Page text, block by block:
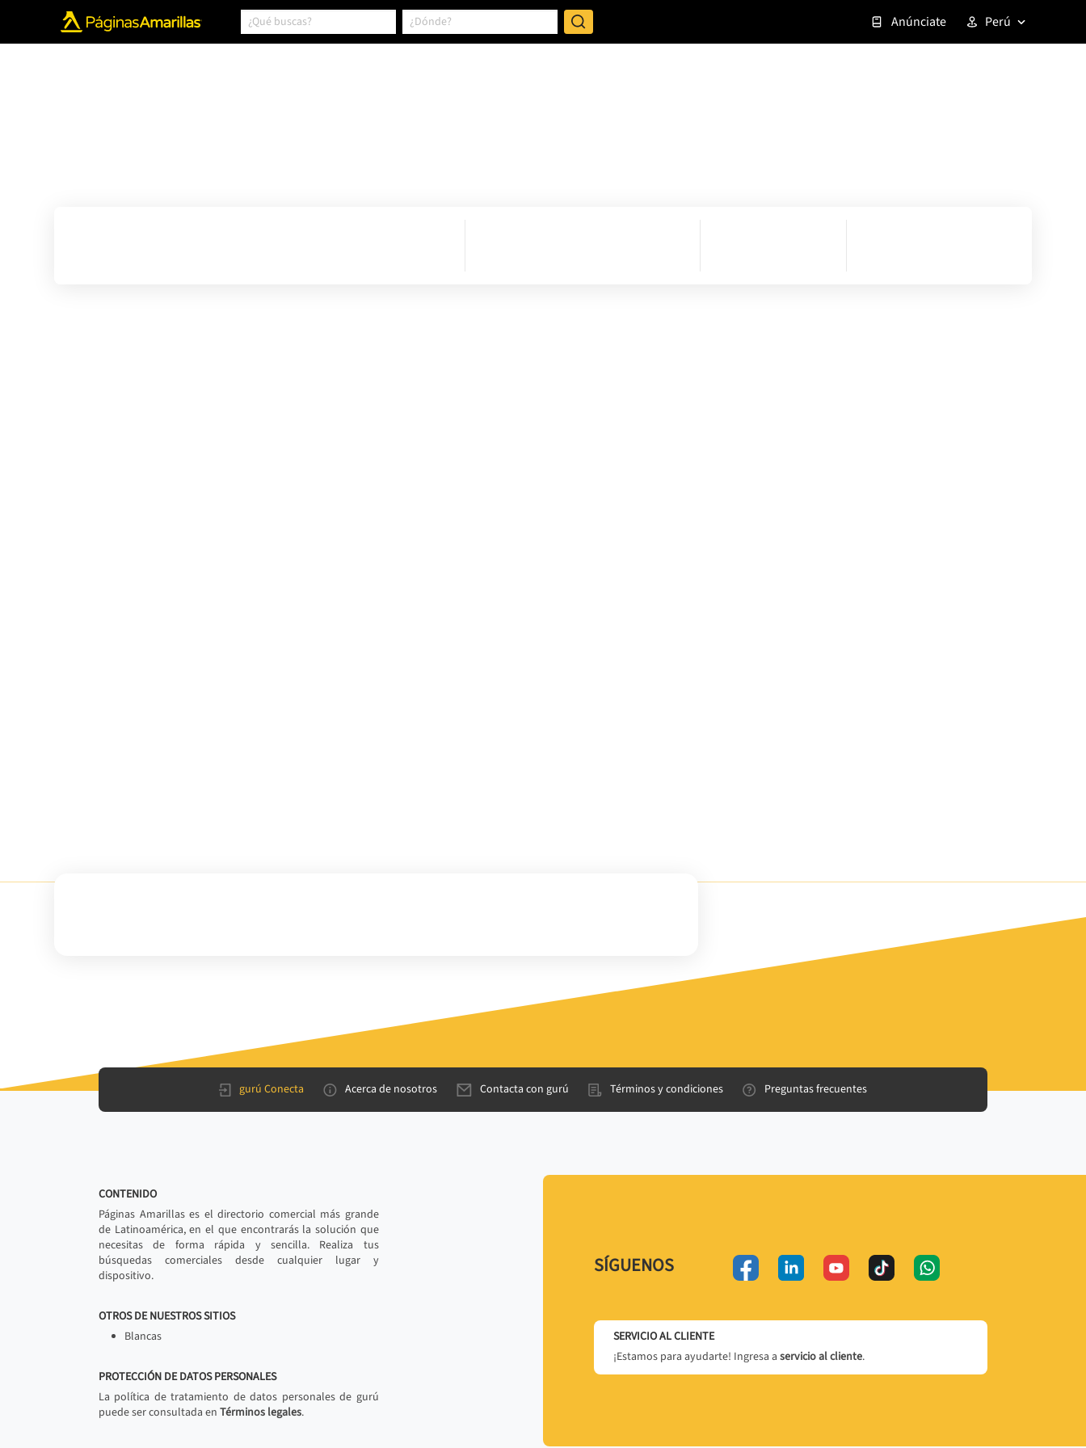
Anúnciate Perú
gurú Conecta Acerca de nosotros Contacta con gurú Términos y condiciones Preguntas frecuentes
CONTENIDO
Páginas Amarillas es el directorio comercial más grande
de Latinoamérica, en el que encontrarás la solución que
necesitas de forma rápida y sencilla. Realiza tus
búsquedas comerciales desde cualquier lugar y
dispositivo.
OTROS DE NUESTROS SITIOS
Blancas
PROTECCIÓN DE DATOS PERSONALES
La política de tratamiento de datos personales de gurú
puede ser consultada en Términos legales.
SÍGUENOS
SERVICIO AL CLIENTE
¡Estamos para ayudarte! Ingresa a servicio al cliente.